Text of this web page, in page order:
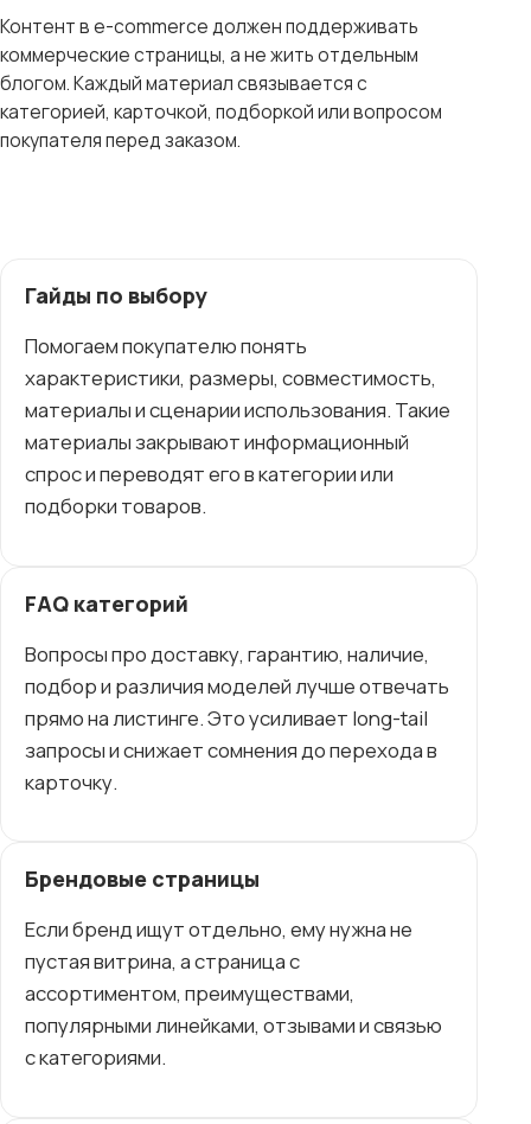
Контент в e-commerce должен поддерживать
коммерческие страницы, а не жить отдельным
блогом. Каждый материал связывается с
категорией, карточкой, подборкой или вопросом
покупателя перед заказом.
Гайды по выбору
Помогаем покупателю понять
характеристики, размеры, совместимость,
материалы и сценарии использования. Такие
материалы закрывают информационный
спрос и переводят его в категории или
подборки товаров.
FAQ категорий
Вопросы про доставку, гарантию, наличие,
подбор и различия моделей лучше отвечать
прямо на листинге. Это усиливает long-tail
запросы и снижает сомнения до перехода в
карточку.
Брендовые страницы
Если бренд ищут отдельно, ему нужна не
пустая витрина, а страница с
ассортиментом, преимуществами,
популярными линейками, отзывами и связью
с категориями.